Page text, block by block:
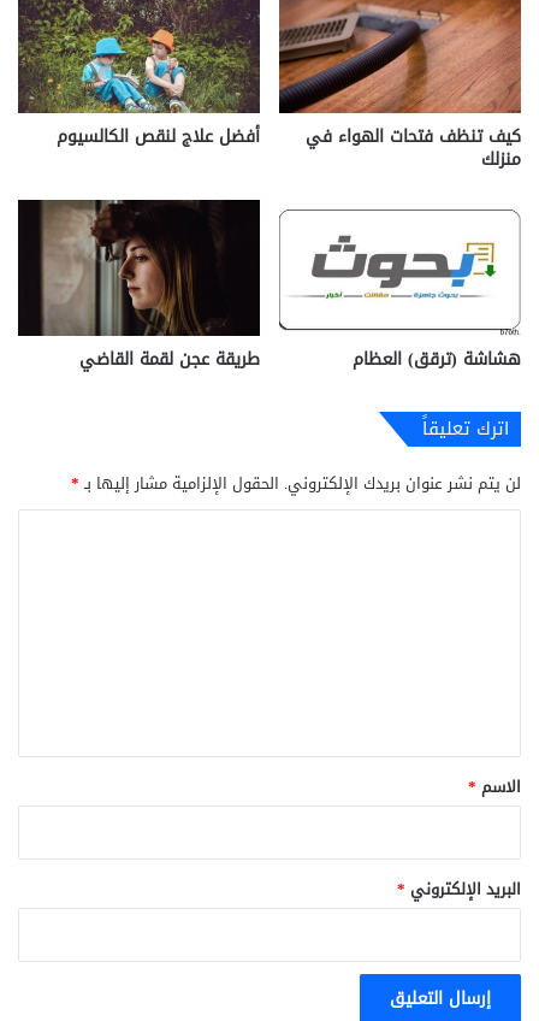
كيف تنظف فتحات الهواء في
منزلك
أفضل علاج لنقص الكالسيوم
هشاشة (ترقق) العظام طريقة عجن لقمة القاضي
اترك تعليقاً
لن يتم نشر عنوان بريدك الإلكتروني. الحقول الإلزامية مشار إليها بـ*
*
الاسم *
البريد الإلكتروني *